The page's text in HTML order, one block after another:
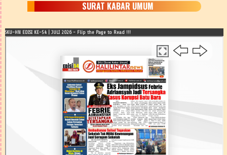
SURAT KABAR UMUM
SKU-HN EDISI KE-54 | JULI 2026 - Flip the Page to Read !!!